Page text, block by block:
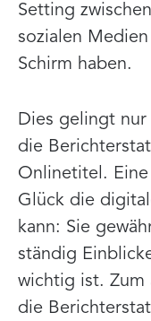
Setting
sozialen
Schirm haben.
Dies gelingt
die
Onlinetitel.
Glück die
kann: Sie
ständig
wichtig ist. Zum
die